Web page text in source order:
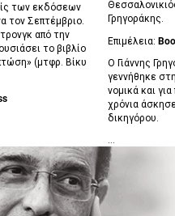
των εκδόσεων
τον Σεπτέμβριο.
από την
το βιβλίο
(μτφρ. Βίκυ
Γρηγοράκης.
Επιμέλεια:
Ο Γιάννης
γεννήθηκε
νομικά και
χρόνια
δικηγόρου.
...